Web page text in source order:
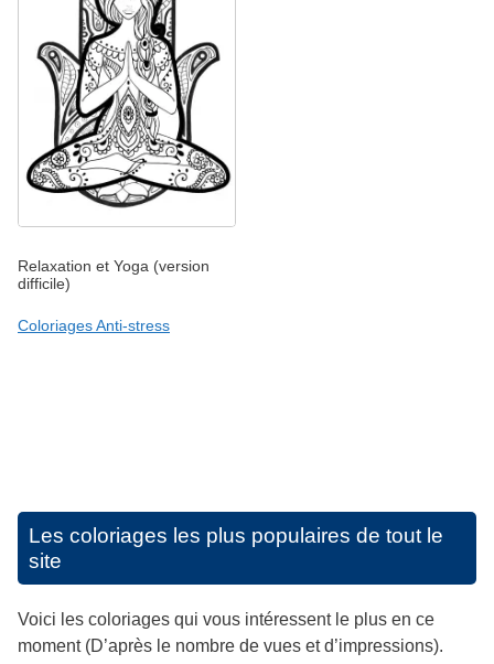
Relaxation et Yoga (version
difficile)
Coloriages Anti-stress
Les coloriages les plus populaires de tout le
site
Voici les coloriages qui vous intéressent le plus en ce
moment (D’après le nombre de vues et d’impressions).